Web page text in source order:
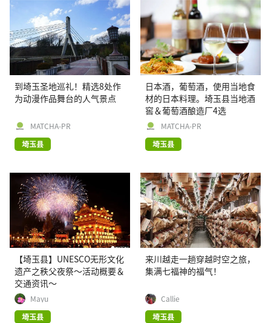
到埼玉圣地巡礼！精选8处作
为动漫作品舞台的人气景点
MATCHA-PR
埼玉县
日本酒，葡萄酒，使用当地食
材的日本料理。埼玉县当地酒
窖＆葡萄酒酿造厂4选
MATCHA-PR
埼玉县
【埼玉县】UNESCO无形文化
遗产之秩父夜祭〜活动概要＆
交通资讯〜
Mayu
埼玉县
来川越走一趟穿越时空之旅，
集满七福神的福气！
Callie
埼玉县